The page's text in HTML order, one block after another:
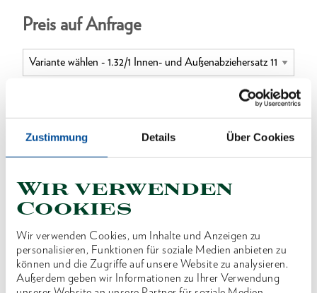
Zustimmung Details Über Cookies
Wir verwenden
Cookies
Wir verwenden Cookies, um Inhalte und Anzeigen zu
personalisieren, Funktionen für soziale Medien anbieten zu
können und die Zugriffe auf unsere Website zu analysieren.
Außerdem geben wir Informationen zu Ihrer Verwendung
Preis auf Anfrage
ONLINE KAUFEN
Produktbeschreibung
Garnituren mit Innenausziehern, Gegenstützen,